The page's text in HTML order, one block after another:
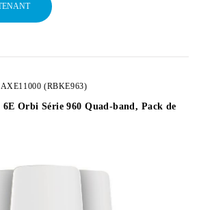
(RBKE963)
6E Orbi Série 960 Quad-band, Pack de